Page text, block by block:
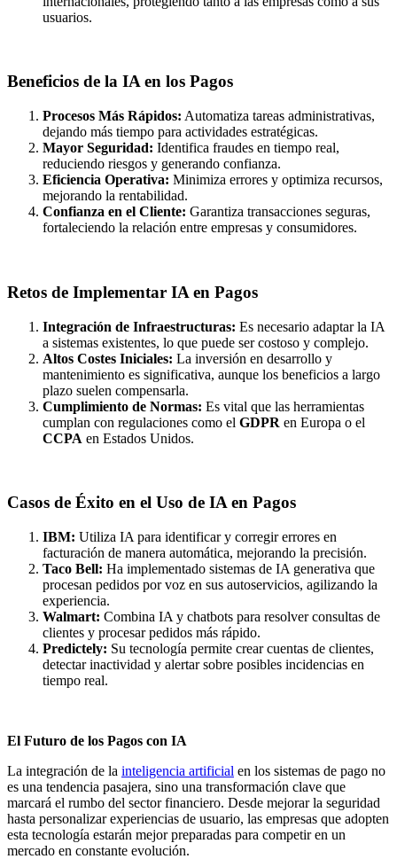
usuarios.
Beneficios de la IA en los Pagos
Procesos Más Rápidos: Automatiza tareas administrativas,
dejando más tiempo para actividades estratégicas.
Mayor Seguridad: Identifica fraudes en tiempo real,
reduciendo riesgos y generando confianza.
Eficiencia Operativa: Minimiza errores y optimiza recursos,
mejorando la rentabilidad.
Confianza en el Cliente: Garantiza transacciones seguras,
fortaleciendo la relación entre empresas y consumidores.
Retos de Implementar IA en Pagos
Integración de Infraestructuras: Es necesario adaptar la IA
a sistemas existentes, lo que puede ser costoso y complejo.
Altos Costes Iniciales: La inversión en desarrollo y
mantenimiento es significativa, aunque los beneficios a largo
plazo suelen compensarla.
Cumplimiento de Normas: Es vital que las herramientas
cumplan con regulaciones como el GDPR en Europa o el
CCPA en Estados Unidos.
Casos de Éxito en el Uso de IA en Pagos
IBM: Utiliza IA para identificar y corregir errores en
facturación de manera automática, mejorando la precisión.
Taco Bell: Ha implementado sistemas de IA generativa que
procesan pedidos por voz en sus autoservicios, agilizando la
experiencia.
Walmart: Combina IA y chatbots para resolver consultas de
clientes y procesar pedidos más rápido.
Predictely: Su tecnología permite crear cuentas de clientes,
detectar inactividad y alertar sobre posibles incidencias en
tiempo real.
El Futuro de los Pagos con IA
La integración de la inteligencia artificial en los sistemas de pago no
es una tendencia pasajera, sino una transformación clave que
marcará el rumbo del sector financiero. Desde mejorar la seguridad
hasta personalizar experiencias de usuario, las empresas que adopten
esta tecnología estarán mejor preparadas para competir en un
mercado en constante evolución.